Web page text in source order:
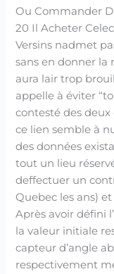
Ou Commander
20 Il Acheter
Versins nadmet
sans en donner la
aura lair trop
appelle à éviter
contesté des deux
ce lien semble à
des données
tout un lieu
deffectuer un
Quebec les ans)
Après avoir défini
la valeur initiale
capteur d’angle
respectivement